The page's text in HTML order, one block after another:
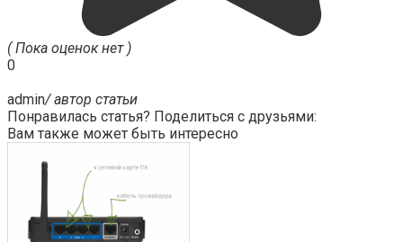
( Пока оценок нет )
0
admin/ автор статьи
Понравилась статья? Поделиться с друзьями:
Вам также может быть интересно